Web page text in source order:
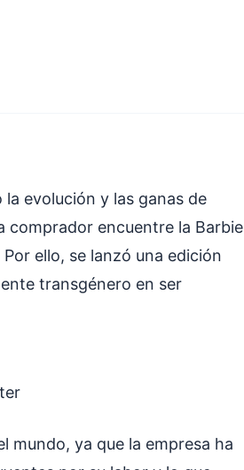
evolución y las ganas de
comprador encuentre la Barbie
ello, se lanzó una edición
transgénero en ser
mundo, ya que la empresa ha